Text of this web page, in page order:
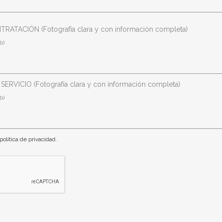
(Fotografía clara y con información completa)
SERVICIO (Fotografía clara y con información completa)
política de privacidad.